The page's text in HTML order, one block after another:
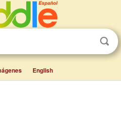
English